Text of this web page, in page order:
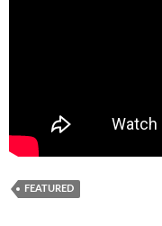
FEATURED